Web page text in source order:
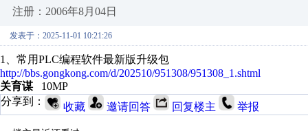
注册：2006年8月04日
发表于：2025-11-01 10:21:26
1、常用PLC编程软件最新版升级包
http://bbs.gongkong.com/d/202510/951308/951308_1.shtml
关育谋
10MP
分享到：
收藏 邀请回答 回复楼主 举报